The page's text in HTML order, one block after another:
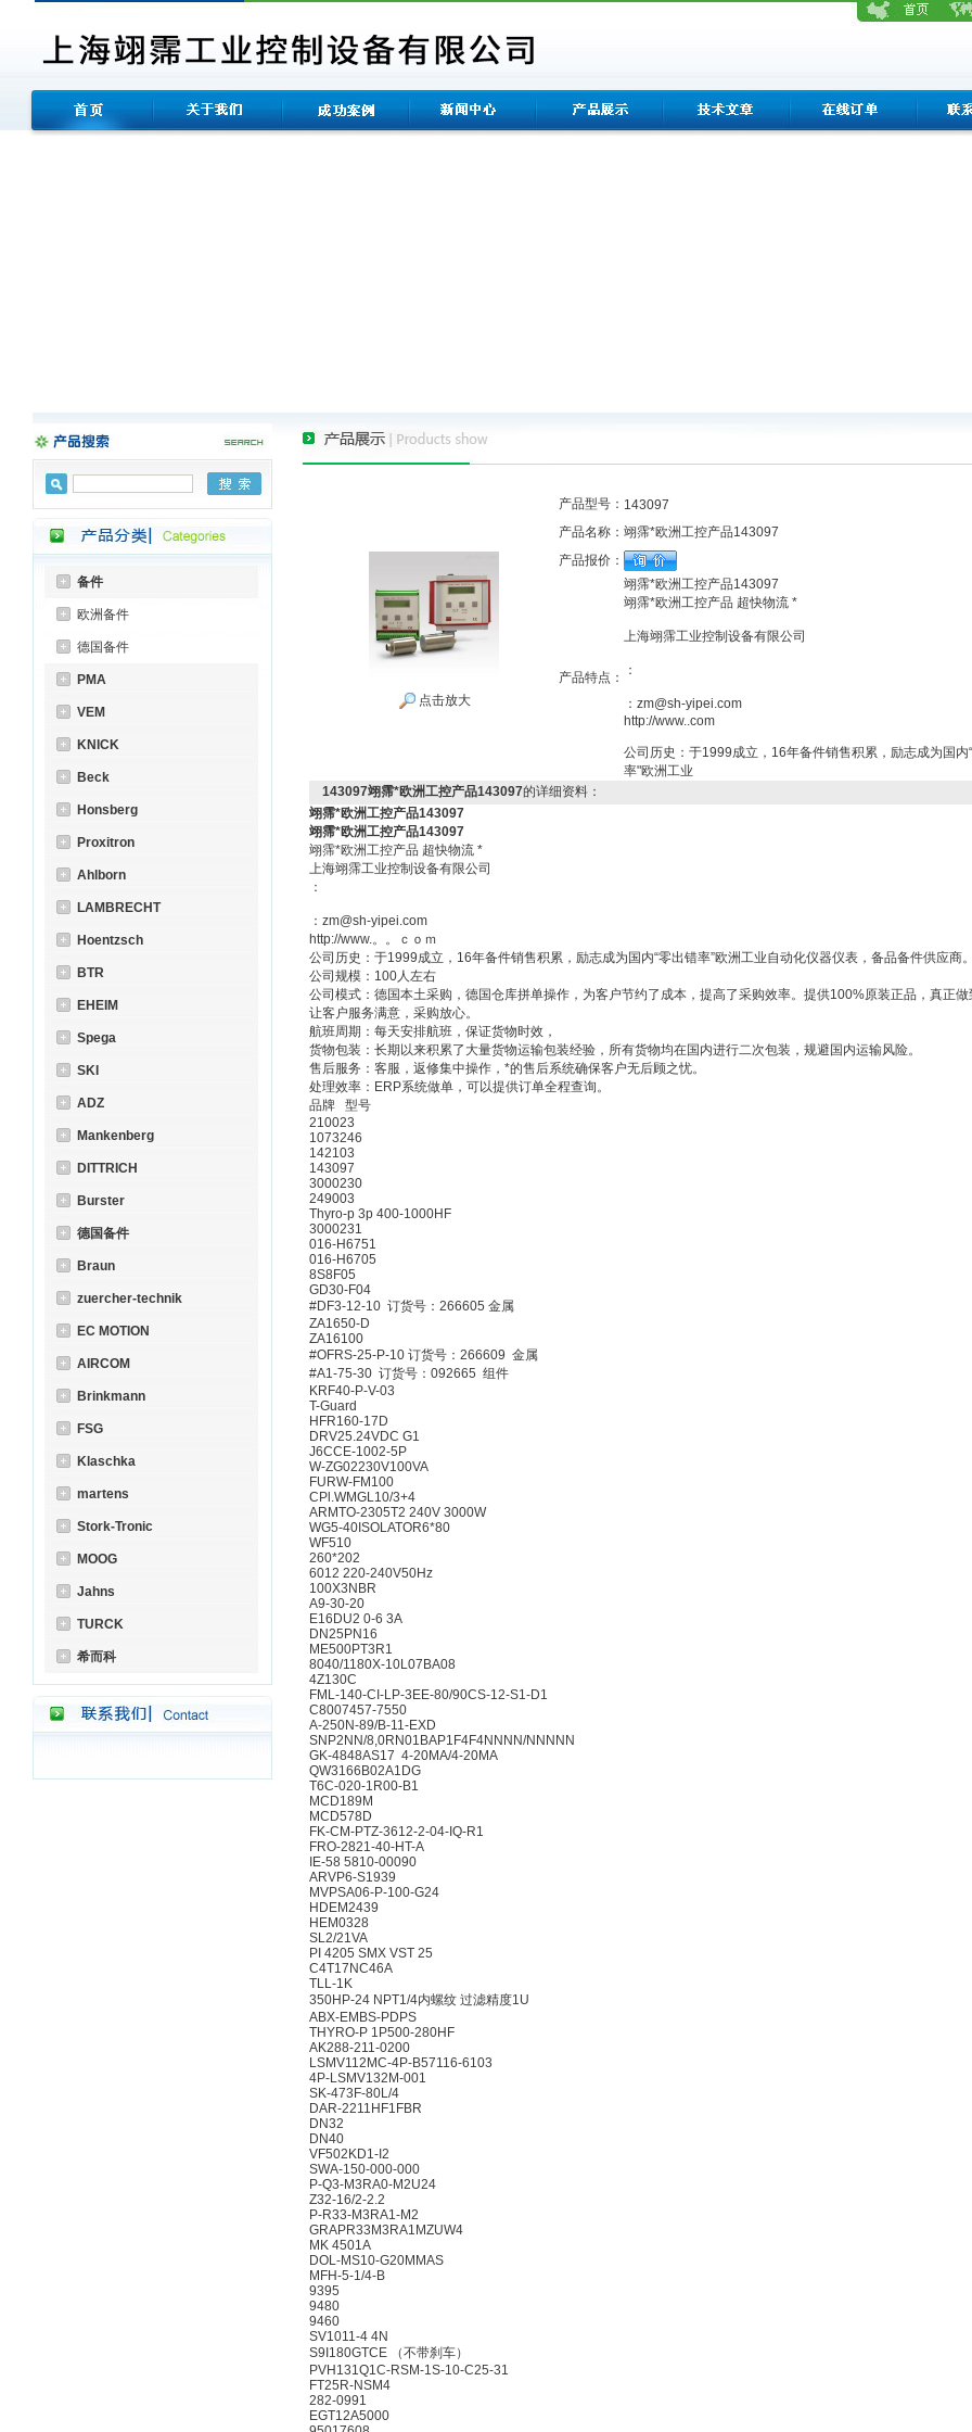
备件
欧洲备件
德国备件
PMA
VEM
KNICK
Beck
Honsberg
Proxitron
Ahlborn
LAMBRECHT
Hoentzsch
BTR
EHEIM
Spega
SKI
ADZ
Mankenberg
DITTRICH
Burster
德国备件
Braun
zuercher-technik
EC MOTION
AIRCOM
Brinkmann
FSG
Klaschka
martens
Stork-Tronic
MOOG
Jahns
TURCK
希而科
点击放大
产品型号： 143097
产品名称： 翊霈*欧洲工控产品143097
产品报价：
产品特点：
翊霈*欧洲工控产品143097
翊霈*欧洲工控产品 超快物流 *
上海翊霈工业控制设备有限公司
：
：zm@sh-yipei.com
http://www..com
公司历史：于1999成立，16年备件销售积累，励志成为国内
率"欧洲工业
143097翊霈*欧洲工控产品143097的详细资料：
翊霈*欧洲工控产品143097
翊霈*欧洲工控产品143097
翊霈*欧洲工控产品 超快物流 *
上海翊霈工业控制设备有限公司
：
：zm@sh-yipei.com
http://www.。。ｃｏｍ
公司历史：于1999成立，16年备件销售积累，励志成为国内“零出错率”欧洲工业自动化仪器仪表，备品备件供应商
公司规模：100人左右
公司模式：德国本土采购，德国仓库拼单操作，为客户节约了成本，提高了采购效率。提供100%原装正品，真正做
让客户服务满意，采购放心。
航班周期：每天安排航班，保证货物时效，
货物包装：长期以来积累了大量货物运输包装经验，所有货物均在国内进行二次包装，规避国内运输风险。
售后服务：客服，返修集中操作，*的售后系统确保客户无后顾之忧。
处理效率：ERP系统做单，可以提供订单全程查询。
品牌 型号
210023
1073246
142103
143097
3000230
249003
Thyro-p 3p 400-1000HF
3000231
016-H6751
016-H6705
8S8F05
GD30-F04
#DF3-12-10 订货号：266605 金属
ZA1650-D
ZA16100
#OFRS-25-P-10 订货号：266609 金属
#A1-75-30 订货号：092665 组件
KRF40-P-V-03
T-Guard
HFR160-17D
DRV25.24VDC G1
J6CCE-1002-5P
W-ZG02230V100VA
FURW-FM100
CPl.WMGL10/3+4
ARMTO-2305T2 240V 3000W
WG5-40ISOLATOR6*80
WF510
260*202
6012 220-240V50Hz
100X3NBR
A9-30-20
E16DU2 0-6 3A
DN25PN16
ME500PT3R1
8040/1180X-10L07BA08
4Z130C
FML-140-CI-LP-3EE-80/90CS-12-S1-D1
C8007457-7550
A-250N-89/B-11-EXD
SNP2NN/8,0RN01BAP1F4F4NNNN/NNNNN
GK-4848AS17 4-20MA/4-20MA
QW3166B02A1DG
T6C-020-1R00-B1
MCD189M
MCD578D
FK-CM-PTZ-3612-2-04-IQ-R1
FRO-2821-40-HT-A
IE-58 5810-00090
ARVP6-S1939
MVPSA06-P-100-G24
HDEM2439
HEM0328
SL2/21VA
PI 4205 SMX VST 25
C4T17NC46A
TLL-1K
350HP-24 NPT1/4内螺纹 过滤精度1U
ABX-EMBS-PDPS
THYRO-P 1P500-280HF
AK288-211-0200
LSMV112MC-4P-B57116-6103
4P-LSMV132M-001
SK-473F-80L/4
DAR-2211HF1FBR
DN32
DN40
VF502KD1-I2
SWA-150-000-000
P-Q3-M3RA0-M2U24
Z32-16/2-2.2
P-R33-M3RA1-M2
GRAPR33M3RA1MZUW4
MK 4501A
DOL-MS10-G20MMAS
MFH-5-1/4-B
9395
9480
9460
SV1011-4 4N
S9I180GTCE （不带刹车）
PVH131Q1C-RSM-1S-10-C25-31
FT25R-NSM4
282-0991
EGT12A5000